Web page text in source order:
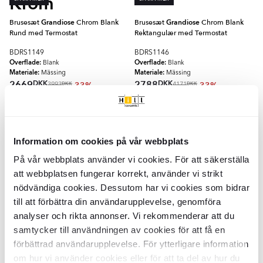
Information om cookies på vår webbplats
På vår webbplats använder vi cookies. För att säkerställa
att webbplatsen fungerar korrekt, använder vi strikt
nödvändiga cookies. Dessutom har vi cookies som bidrar
till att förbättra din användarupplevelse, genomföra
analyser och rikta annonser. Vi rekommenderar att du
samtycker till användningen av cookies för att få en
förbättrad användarupplevelse. För ytterligare information
om hur vi använder cookies eller för att ta del av hur du
BrusesætGrandioseChrom Blank
Rund med Termostat
BDRS1149
Overflade: Blank
Materiale: Mässing
2669DKK3993DKK -33%
BrusesætGrandioseChrom Blank
Rektangulær med Termostat
BDRS1146
Overflade: Blank
Materiale: Mässing
2788DKK4171DKK -33%
Krom
BDRS1101
Overflade:Blank
Materiale:Mässing
1957 -41%
TILFØJ TIL KURV
Håndvaskarmatur
Høj
BDRS1152
Overflade: Blank
Materiale:
2695 -36%
TILFØJ TIL KURV
🥇 TOPPDESIGN 2025